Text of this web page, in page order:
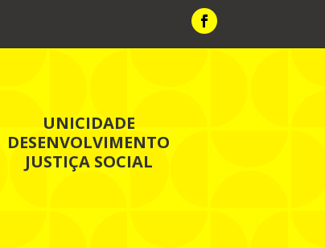
UNICIDADE
DESENVOLVIMENTO
JUSTIÇA SOCIAL